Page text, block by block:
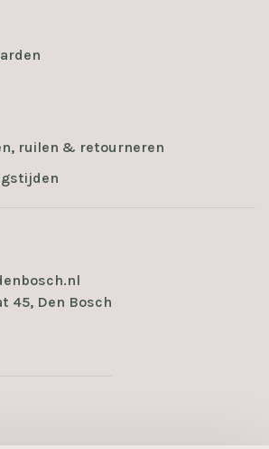
ruilen & retourneren
45, Den Bosch